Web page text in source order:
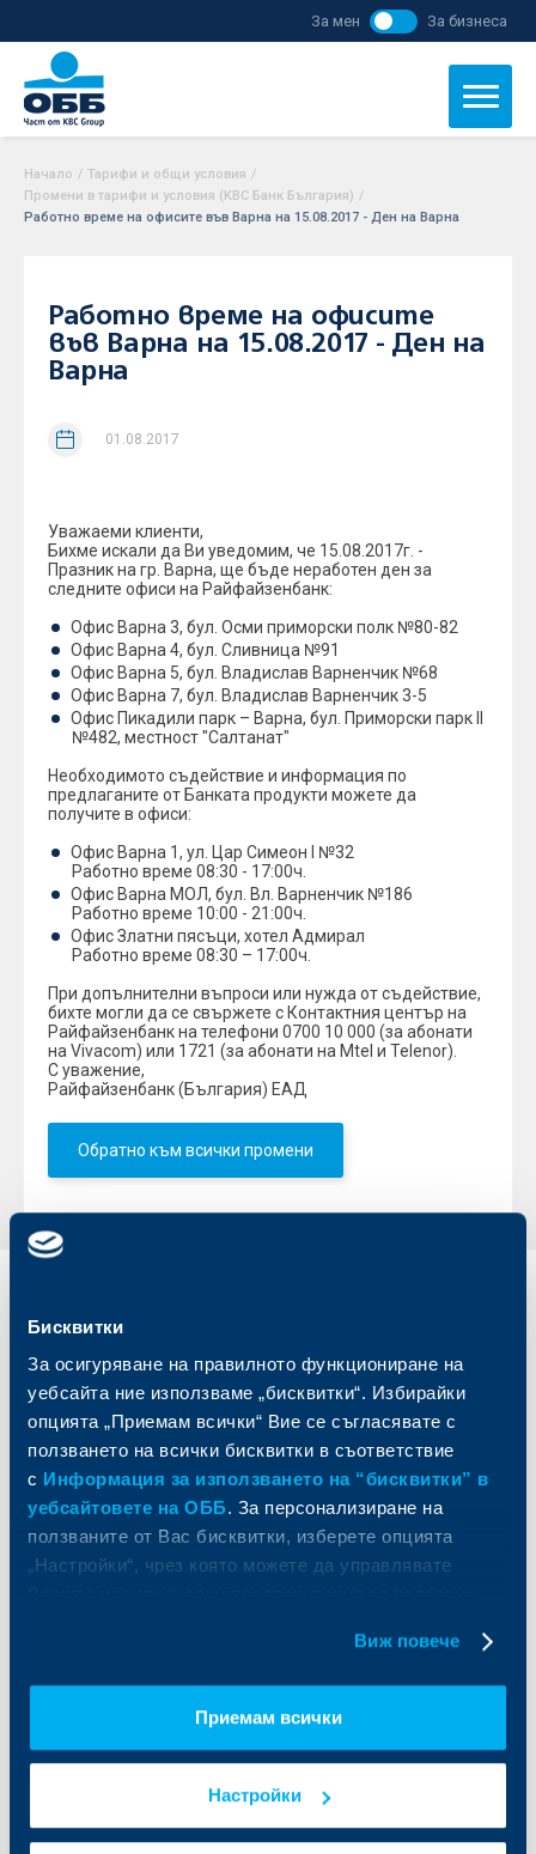
Бисквитки
За осигуряване на правилното функциониране на
уебсайта ние използваме „бисквитки“. Избирайки
опцията „Приемам всички“ Вие се съгласявате с
ползването на всички бисквитки в съответствие
с Информация за използването на “бисквитки” в
уебсайтовете на ОББ. За персонализиране на
ползваните от Вас бисквитки, изберете опцията
„Настройки“, чрез която можете да управлявате
Виж повече
Приемам всички
Настройки
За мен За бизнеса
Начало / Тарифи и общи условия /
Промени в тарифи и условия (KBC Банк България) /
Работно време на офисите във Варна на 15.08.2017 - Ден на Варна
Работно време на офисите
във Варна на 15.08.2017 - Ден на
Варна
01.08.2017
Уважаеми клиенти,
Бихме искали да Ви уведомим, че 15.08.2017г. -
Празник на гр. Варна, ще бъде неработен ден за
следните офиси на Райфайзенбанк:
Офис Варна 3, бул. Осми приморски полк №80-82
Офис Варна 4, бул. Сливница №91
Офис Варна 5, бул. Владислав Варненчик №68
Офис Варна 7, бул. Владислав Варненчик 3-5
Офис Пикадили парк – Варна, бул. Приморски парк II
№482, местност "Салтанат"
Необходимото съдействие и информация по
предлаганите от Банката продукти можете да
получите в офиси:
Офис Варна 1, ул. Цар Симеон I №32
Работно време 08:30 - 17:00ч.
Офис Варна МОЛ, бул. Вл. Варненчик №186
Работно време 10:00 - 21:00ч.
Офис Златни пясъци, хотел Адмирал
Работно време 08:30 – 17:00ч.
При допълнителни въпроси или нужда от съдействие,
бихте могли да се свържете с Контактния център на
Райфайзенбанк на телефони 0700 10 000 (за абонати
на Vivacom) или 1721 (за абонати на Mtel и Telenor).
С уважение,
Райфайзенбанк (България) ЕАД
Обратно към всички промени
клиенти
Кредити
Частно банкиране
Застраховки
Актуализация на клиентски данни
и попечителски услуги
Факторинг
Кредити за собственици на фирми
За акционери
Отчети и анализи
Групата на KBC
ОББ Пенсионно осигуряване
ОББ Асет мениджмънт